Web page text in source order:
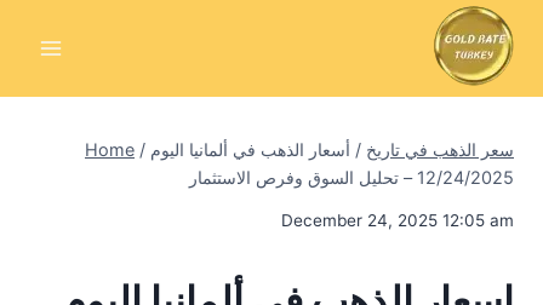
Home / سعر الذهب في تاريخ / أسعار الذهب في ألمانيا اليوم
12/24/2025 – تحليل السوق وفرص الاستثمار
December 24, 2025 12:05 am